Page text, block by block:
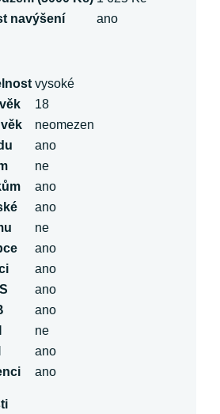
navýšení
ano
vysoké
18
neomezen
ano
ne
ano
ano
ne
ano
ano
ano
ano
ne
ano
ano